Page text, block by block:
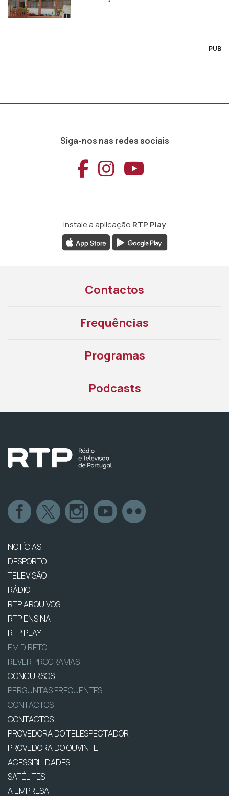
PUB
Siga-nos nas redes sociais
Aceder ao
Aceder ao
Aceder
Instale a aplicação RTP Play
Contactos
Frequências
Programas
Podcasts
NOTÍCIAS
DESPORTO
TELEVISÃO
RÁDIO
RTP ARQUIVOS
RTP ENSINA
RTP PLAY
EM DIRETO
REVER PROGRAMAS
CONCURSOS
PERGUNTAS FREQUENTES
CONTACTOS
CONTACTOS
PROVEDORA DO TELESPECTADOR
PROVEDORA DO OUVINTE
ACESSIBILIDADES
SATÉLITES
A EMPRESA